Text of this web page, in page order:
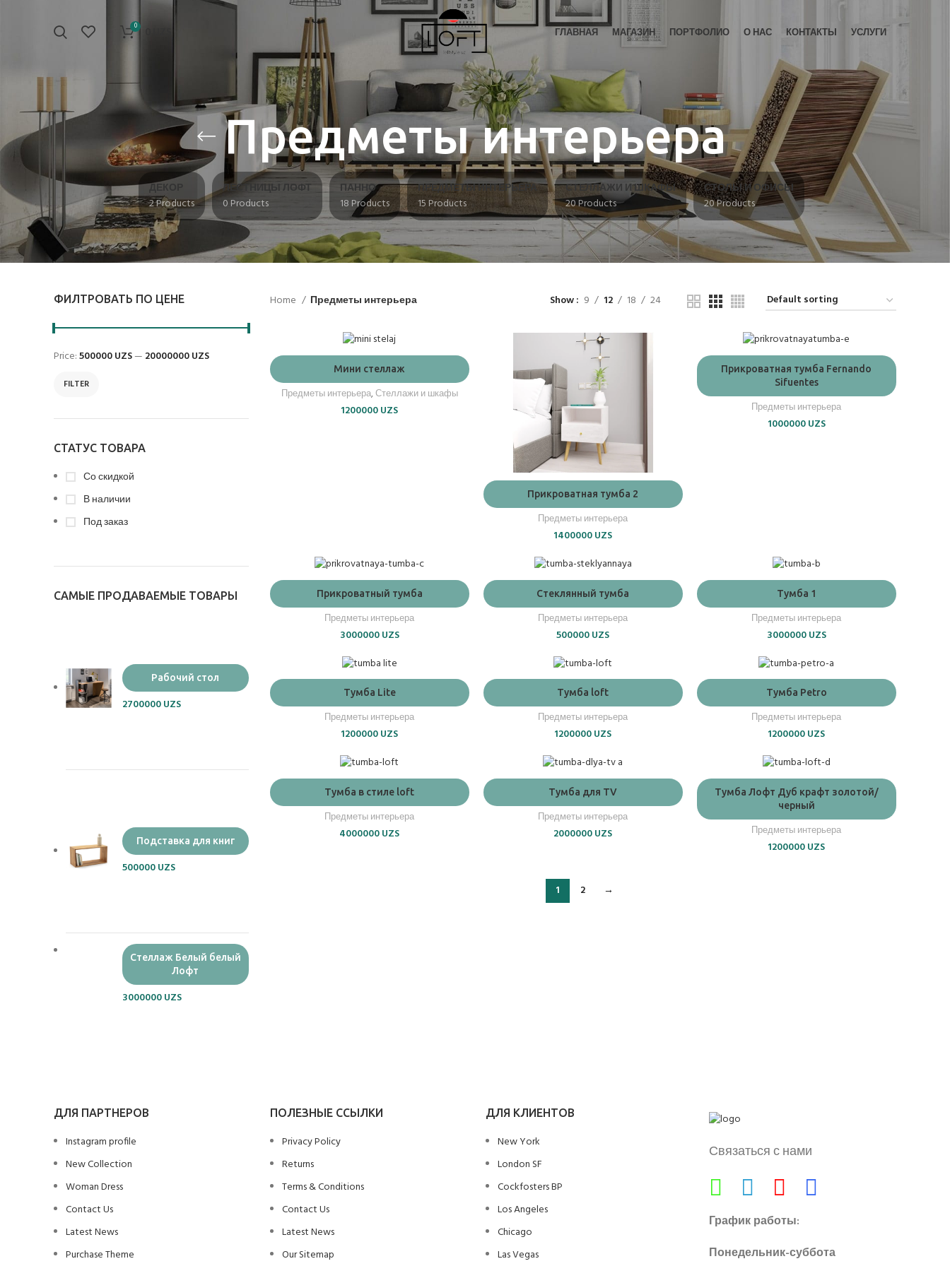
0 ГЛАВНАЯ МАГАЗИН ПОРТФОЛИО О НАС КОНТАКТЫ УСЛУГИ
Предметы интерьера
ДЕКОР
2 Products
ЛЕСТНИЦЫ ЛОФТ
0 Products
ПАННО
18 Products
ПРЕДМЕТЫ ИНТЕРЬЕРА
15 Products
СТЕЛЛАЖИ И ШКАФЫ
20 Products
СТОЛЫ И ОФИСЫ
20 Products
ФИЛТРОВАТЬ ПО ЦЕНЕ
FILTER
Price:500000 UZS— 20000000 UZS
СТАТУС ТОВАРА
Со скидкой
В наличии
Под заказ
САМЫЕ ПРОДАВАЕМЫЕ ТОВАРЫ
Рабочий стол
2700000UZS
Подставка для книг
500000UZS
Стеллаж Белый белый
Лофт
3000000UZS
Home Предметы интерьера Show 9 12 18 24
ADD TO CART
Мини стеллаж
Предметы интерьера,Стеллажи и шкафы
1200000UZS
Прикроватная тумба 2
Предметы интерьера
1400000UZS
ADD TO CART
Прикроватная тумба Fernando
Sifuentes
Предметы интерьера
1000000UZS
ADD TO CART
Прикроватный тумба
Предметы интерьера
3000000UZS
ADD TO CART
Стеклянный тумба
Предметы интерьера
500000UZS
ADD TO CART
Тумба 1
Предметы интерьера
3000000UZS
ADD TO CART
Тумба Lite
Предметы интерьера
1200000UZS
ADD TO CART
Тумба loft
Предметы интерьера
1200000UZS
ADD TO CART
Тумба Petro
Предметы интерьера
1200000UZS
ADD TO CART
Тумба в стиле loft
Предметы интерьера
4000000UZS
ADD TO CART
Тумба для TV
Предметы интерьера
2000000UZS
ADD TO CART
Тумба Лофт Дуб крафт золотой/
черный
Предметы интерьера
1200000UZS
1 2 →
ДЛЯ ПАРТНЕРОВ
Instagram profile
New Collection
Woman Dress
Contact Us
Latest News
Purchase Theme
ПОЛЕЗНЫЕ ССЫЛКИ
Privacy Policy
Returns
Terms & Conditions
Contact Us
Latest News
Our Sitemap
ДЛЯ КЛИЕНТОВ
New York
London SF
Cockfosters BP
Los Angeles
Chicago
Las Vegas
Связаться с нами
График работы:
Понедельник-суббота